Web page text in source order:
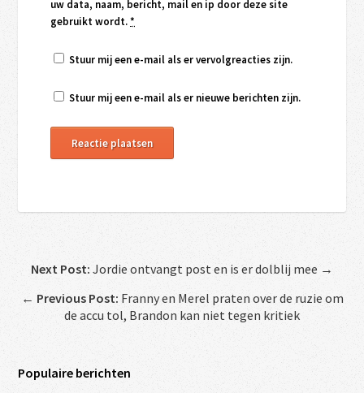
uw data, naam, bericht, mail en ip door deze site
gebruikt wordt.*
Stuur mij een e-mail als er vervolgreacties zijn.
Stuur mij een e-mail als er nieuwe berichten zijn.
Next Post:Jordie ontvangt post en is er dolblij mee →
← Previous Post: Franny en Merel praten over de ruzie om
de accu tol, Brandon kan niet tegen kritiek
Populaire berichten